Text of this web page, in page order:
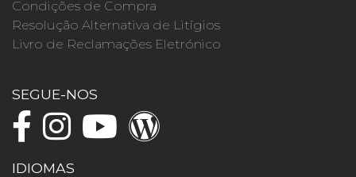
Condições de Compra
Resolução Alternativa de Litígios
Livro de Reclamações Eletrónico
SEGUE-NOS
IDIOMAS